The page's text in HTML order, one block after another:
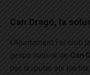
Can Dragó, la
L’Ajuntament i el club
gespa natural de Can
per disputar els